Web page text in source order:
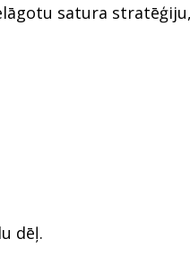
satura
dēļ.